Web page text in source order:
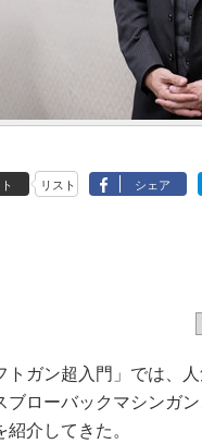
リスト シェア
ガン超入門」では、
ブローバックマシンガ
介してきた。